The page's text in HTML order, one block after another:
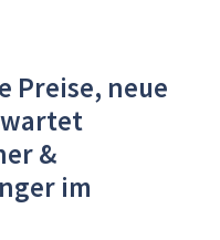
Preise, neue
&
im